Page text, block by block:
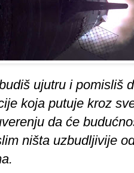
ujutru i pomisliš
koja putuje kroz
da će
ništa uzbudljivije